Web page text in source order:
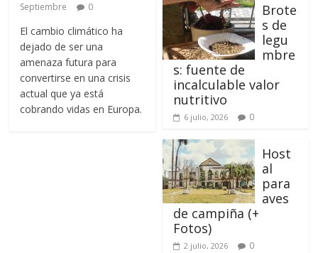
Septiembre
0
El cambio climático ha
dejado de ser una
amenaza futura para
convertirse en una crisis
actual que ya está
cobrando vidas en Europa.
Brote
s de
legu
mbre
s: fuente de
incalculable valor
nutritivo
6 julio, 2026 0
Host
al
para
aves
de campiña (+
Fotos)
2 julio, 2026 0